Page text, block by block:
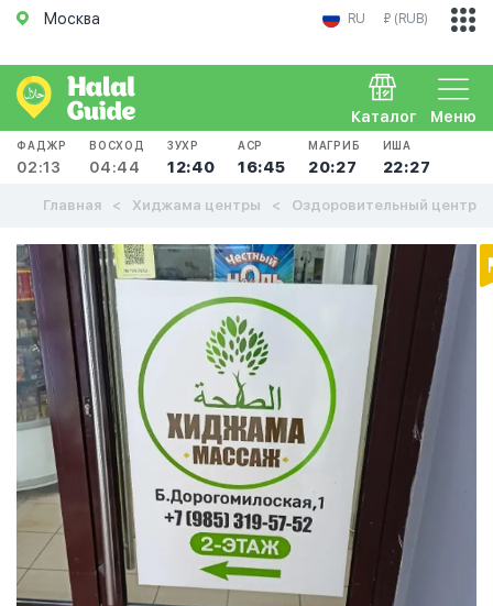
Москва RU ₽ (RUB)
Меню
Каталог
ФАДЖР
02:13
ВОСХОД
04:44
ЗУХР
12:40
АСР
16:45
МАГРИБ
20:27
ИША
22:27
Главная Хиджама центры Оздоровительный центр